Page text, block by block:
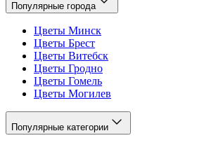
Популярные города
Цветы Минск
Цветы Брест
Цветы Витебск
Цветы Гродно
Цветы Гомель
Цветы Могилев
Популярные категории